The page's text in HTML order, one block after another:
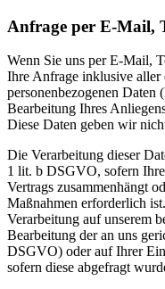
Anfrage per E-Mail,
Wenn Sie uns per E-Mail,
Ihre Anfrage inklusive aller
personenbezogenen
Bearbeitung Ihres
Diese Daten geben wir
Die Verarbeitung dieser
1 lit. b DSGVO, sofern
Vertrags zusammenhängt
Maßnahmen erforderlich
Verarbeitung auf unserem
Bearbeitung der an uns
DSGVO) oder auf Ihrer
sofern diese abgefragt